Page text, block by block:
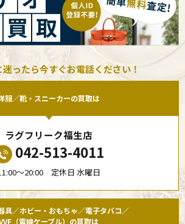
ったら今すぐお電話ください！
服／靴・スニーカーの買取は
ラグフリーク福生店
042-513-4011
〜20:00 定休日 水曜日
具／ホビー・おもちゃ／電子タバコ／
（電線ケーブル）の買取は